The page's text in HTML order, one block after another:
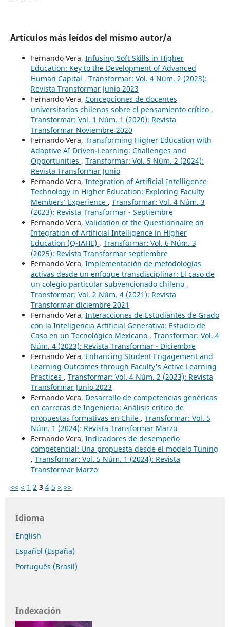
Artículos más leídos del mismo autor/a
Fernando Vera, Infusing Soft Skills in Higher
Education: Key to the Development of Advanced
Human Capital , Transformar: Vol. 4 Núm. 2 (2023):
Revista Transformar Junio 2023
Fernando Vera, Concepciones de docentes
universitarios chilenos sobre el pensamiento crítico ,
Transformar: Vol. 1 Núm. 1 (2020): Revista
Transformar Noviembre 2020
Fernando Vera, Transforming Higher Education with
Adaptive AI Driven-Learning: Challenges and
Opportunities , Transformar: Vol. 5 Núm. 2 (2024):
Revista Transformar Junio
Fernando Vera, Integration of Artificial Intelligence
Technology in Higher Education: Exploring Faculty
Members’ Experience , Transformar: Vol. 4 Núm. 3
(2023): Revista Transformar - Septiembre
Fernando Vera, Validation of the Questionnaire on
Integration of Artificial Intelligence in Higher
Education (Q-IAHE) , Transformar: Vol. 6 Núm. 3
(2025): Revista Transformar septiembre
Fernando Vera, Implementación de metodologías
activas desde un enfoque transdisciplinar: El caso de
un colegio particular subvencionado chileno ,
Transformar: Vol. 2 Núm. 4 (2021): Revista
Transformar diciembre 2021
Fernando Vera, Interacciones de Estudiantes de Grado
con la Inteligencia Artificial Generativa: Estudio de
Caso en un Tecnológico Mexicano , Transformar: Vol. 4
Núm. 4 (2023): Revista Transformar - Diciembre
Fernando Vera, Enhancing Student Engagement and
Learning Outcomes through Faculty's Active Learning
Practices , Transformar: Vol. 4 Núm. 2 (2023): Revista
Transformar Junio 2023
Fernando Vera, Desarrollo de competencias genéricas
en carreras de Ingeniería: Análisis crítico de
propuestas formativas en Chile , Transformar: Vol. 5
Núm. 1 (2024): Revista Transformar Marzo
Fernando Vera, Indicadores de desempeño
competencial: Una propuesta desde el modelo Tuning
, Transformar: Vol. 5 Núm. 1 (2024): Revista
Transformar Marzo
<< < 1 2 3 4 5 > >>
Idioma
English
Español (España)
Português (Brasil)
Indexación